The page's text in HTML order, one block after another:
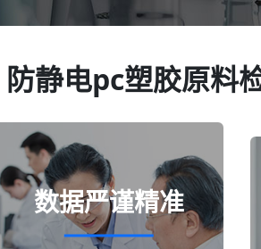
防静电pc塑胶原料
数据严谨精准